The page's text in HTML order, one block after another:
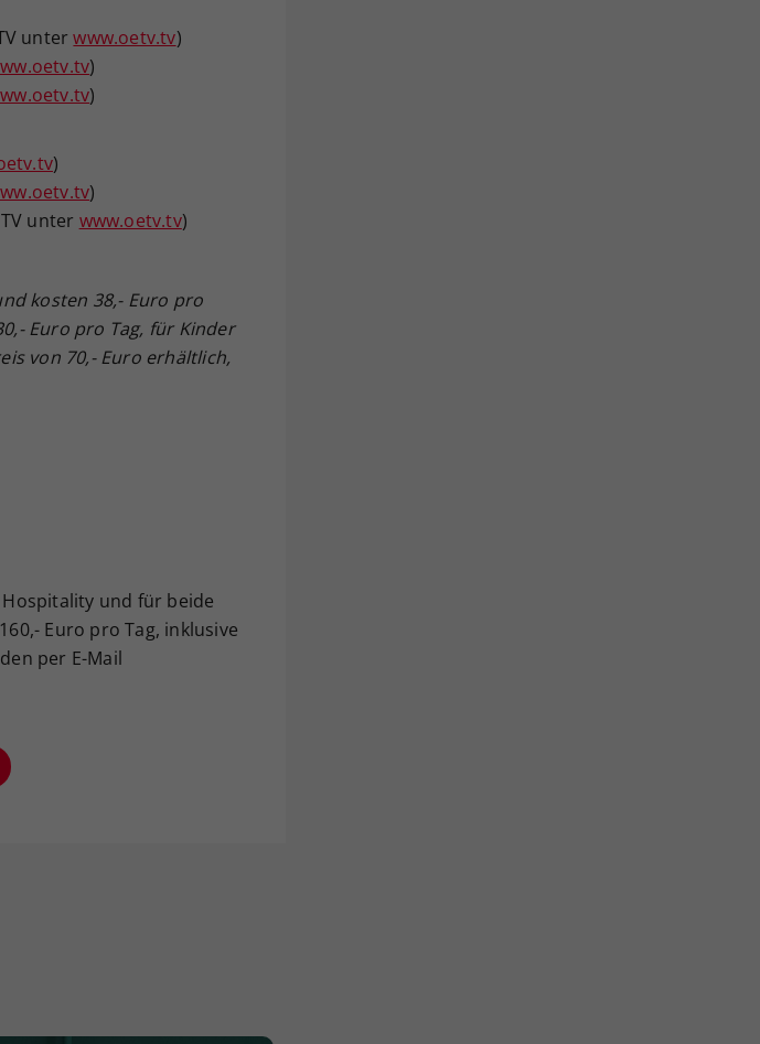
unterwww.oetv.tv)
)
)
)
)
unter www.oetv.tv)
kosten 38,- Euro pro
Euro pro Tag, für Kinder
von 70,- Euro erhältlich,
Hospitality und für beide
Euro pro Tag, inklusive
per E-Mail